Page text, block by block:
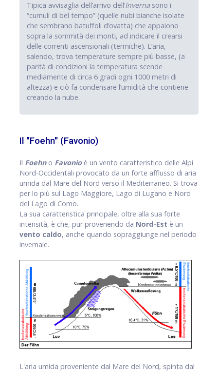
Tipica avvisaglia dell’arrivo dell’Inverna sono i
“cumuli di bel tempo” (quelle nubi bianche isolate
che sembrano batuffoli d’ovatta) che appaiono
sopra la sommità dei monti, ad indicare il crearsi
delle correnti ascensionali (termiche). L’aria,
salendo, trova temperature sempre più basse, (a
parità di condizioni la temperatura scende
mediamente di circa 6 gradi ogni 1000 metri di
altezza) e ciò fa condensare l’umidità che contiene
creando la nube.
Il "Foehn" (Favonio)
Il Foehno Favonioè un vento caratteristico delle Alpi
Nord-Occidentali provocato da un forte afflusso di aria
umida dal Mare del Nord verso il Mediterraneo. Si trova
per lo più sul Lago Maggiore, Lago di Lugano e Nord
del Lago di Como.
La sua caratteristica principale, oltre alla sua forte
intensità, è che, pur provenendo da Nord-Est è un
vento caldo, anche quando sopraggiunge nel periodo
invernale.
L'aria umida proveniente dal Mare del Nord, spinta dal